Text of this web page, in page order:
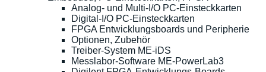
Analog- und Multi-I/O PC-Einsteckkarten
Digital-I/O PC-Einsteckkarten
FPGA Entwicklungsboards und Peripherie
Optionen, Zubehör
Treiber-System ME-iDS
Messlabor-Software ME-PowerLab3